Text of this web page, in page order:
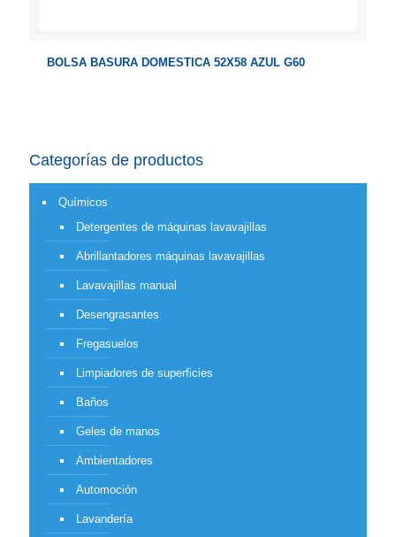
BOLSA BASURA DOMESTICA 52X58 AZUL G60
Categorías de productos
Químicos
Detergentes de máquinas lavavajillas
Abrillantadores máquinas lavavajillas
Lavavajillas manual
Desengrasantes
Fregasuelos
Limpiadores de superficies
Baños
Geles de manos
Ambientadores
Automoción
Lavandería